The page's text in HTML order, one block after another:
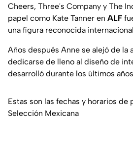
Cheers, Three's Company y The
papel como Kate Tanner en ALF
una figura reconocida
Años después Anne se alejó de la
dedicarse de lleno al diseño de
desarrolló durante los últimos
Estas son las fechas y horarios de
Selección Mexicana